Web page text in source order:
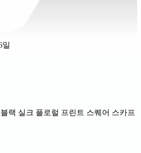
일
랙 실크 플로럴 프린트 스퀘어 스카프